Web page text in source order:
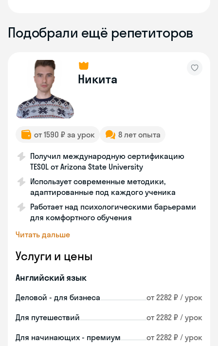
Подобрали ещё репетиторов
Никита
от 1590 ₽ за урок 8 лет опыта
Получил международную сертификацию
TESOL от Arizona State University
Использует современные методики,
адаптированные под каждого ученика
Работает над психологическими барьерами
для комфортного обучения
Читать дальше
Услуги и цены
Английский язык
Деловой - для бизнеса от 2282 ₽ / урок
Для путешествий от 2282 ₽ / урок
Для начинающих - премиум от 2282 ₽ / урок